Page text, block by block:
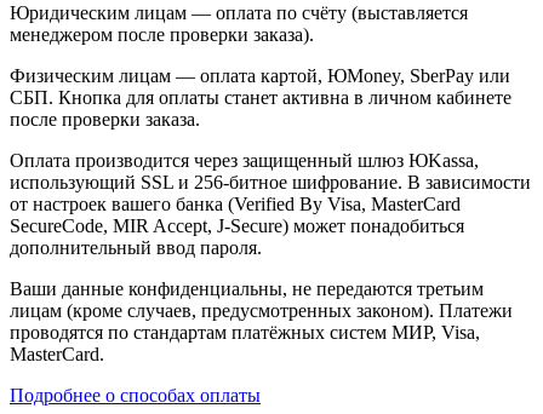
Юридическим лицам — оплата по счёту (выставляется
менеджером после проверки заказа).
Физическим лицам — оплата картой, ЮMoney, SberPay или
СБП. Кнопка для оплаты станет активна в личном кабинете
после проверки заказа.
Оплата производится через защищенный шлюз ЮKassa,
использующий SSL и 256-битное шифрование. В зависимости
от настроек вашего банка (Verified By Visa, MasterCard
SecureCode, MIR Accept, J-Secure) может понадобиться
дополнительный ввод пароля.
Ваши данные конфиденциальны, не передаются третьим
лицам (кроме случаев, предусмотренных законом). Платежи
проводятся по стандартам платёжных систем МИР, Visa,
MasterCard.
Подробнее о способах оплаты